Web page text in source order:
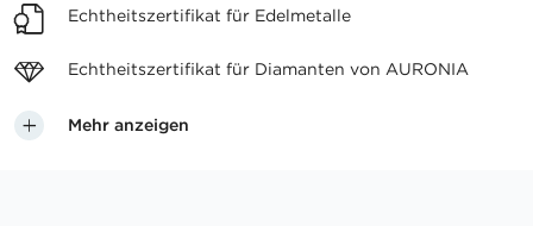
Echtheitszertifikat für Edelmetalle
Echtheitszertifikat für Diamanten von AURONIA
Mehr anzeigen